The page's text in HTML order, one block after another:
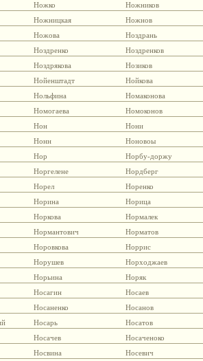
Ножко Ножников
Ножницкая Ножнов
Ножова Ноздрань
Ноздренко Ноздренков
Ноздрякова Нозиков
Нойенштадт Нойкова
Нольфина Номаконова
Номогаева Номоконов
Нон Нони
Нонн Ноновоы
Нор Норбу-доржу
Норгелене Нордберг
Норел Норенко
Норина Норица
Норкова Нормалек
Нормантович Норматов
Норовкова Норрис
Норушев Норходжаев
Норьина Норяк
Носагин Носаев
Носаненко Носанов
Носарь Носатов
Носачев Носаченоко
Носвина Носевич